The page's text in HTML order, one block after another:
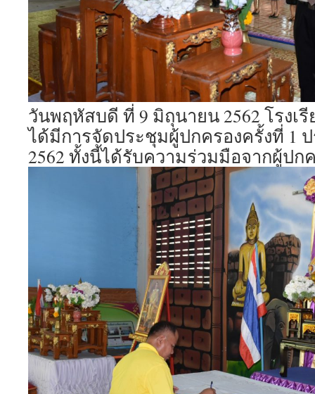
วันพฤหัสบดี ที่ 9 มิถุนายน 2562 โรง
ได้มีการจัดประชุมผู้ปกครองครั้งที่ 1
2562 ทั้งนี้ได้รับความร่วมมือจากผู้ปก